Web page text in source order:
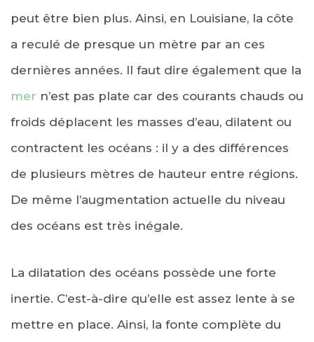
peut être bien plus. Ainsi, en Louisiane, la côte
a reculé de presque un mètre par an ces
dernières années. Il faut dire également que la
mer n’est pas plate car des courants chauds ou
froids déplacent les masses d’eau, dilatent ou
contractent les océans : il y a des différences
de plusieurs mètres de hauteur entre régions.
De même l’augmentation actuelle du niveau
des océans est très inégale.
La dilatation des océans possède une forte
inertie. C’est-à-dire qu’elle est assez lente à se
mettre en place. Ainsi, la fonte complète du